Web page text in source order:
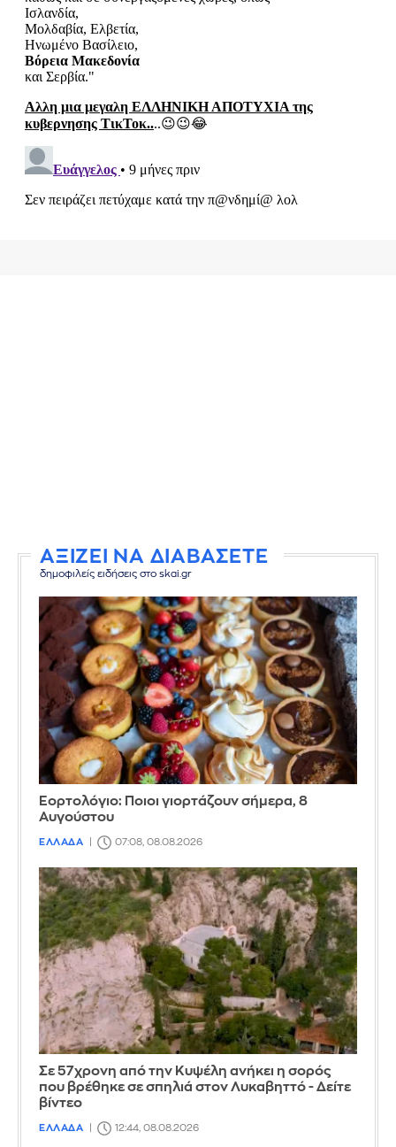
ΑΞΙΖΕΙ ΝΑ ΔΙΑΒΑΣΕΤΕ
δημοφιλείς ειδήσεις στο skai.gr
Εορτολόγιο: Ποιοι γιορτάζουν σήμερα, 8
Αυγούστου
ΕΛΛΑΔΑ 07:08, 08.08.2026
Σε 57χρονη από την Κυψέλη ανήκει η σορός
που βρέθηκε σε σπηλιά στον Λυκαβηττό - Δείτε
βίντεο
ΕΛΛΑΔΑ 12:44, 08.08.2026